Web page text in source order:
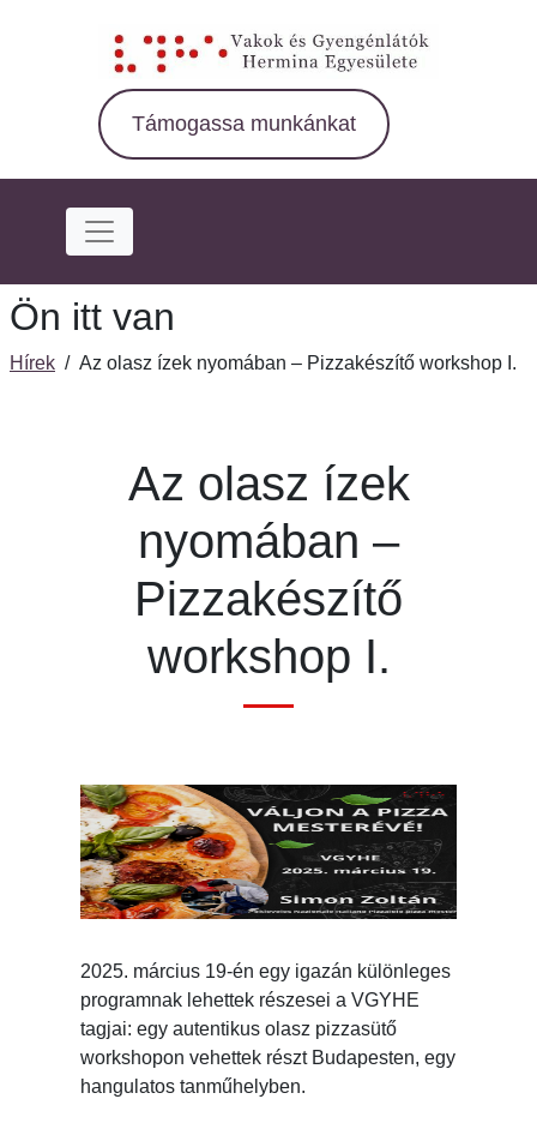
Támogassa munkánkat
Ön itt van
Hírek /Az olasz ízek nyomában – Pizzakészítő workshop I.
Az olasz ízek
nyomában –
Pizzakészítő
workshop I.
2025. március 19-én egy igazán különleges
programnak lehettek részesei a VGYHE
tagjai: egy autentikus olasz pizzasütő
workshopon vehettek részt Budapesten, egy
hangulatos tanműhelyben.